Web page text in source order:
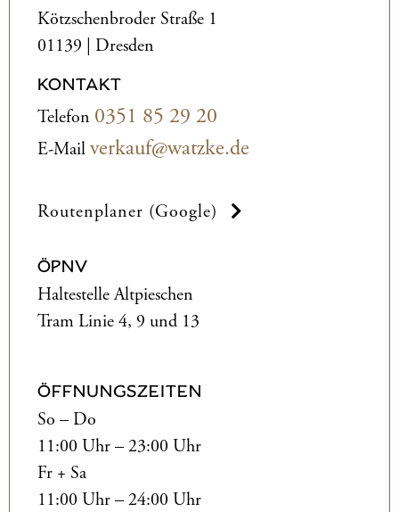
Kötzschenbroder Straße 1
01139 | Dresden
KONTAKT
Telefon 0351 85 29 20
E-Mailverkauf@watzke.de
Routenplaner (Google)
ÖPNV
Haltestelle Altpieschen
Tram Linie 4, 9 und 13
ÖFFNUNGSZEITEN
So – Do
11:00 Uhr – 23:00 Uhr
Fr + Sa
11:00 Uhr – 24:00 Uhr